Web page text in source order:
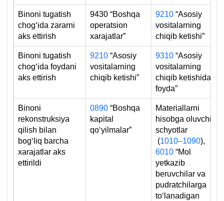
Binoni tugatish
chogʻida zararni
aks ettirish
9430 “Boshqa
operatsion
хarajatlar”
9210 “Asosiy
vositalarning
chiqib ketishi”
Binoni tugatish
chogʻida foydani
aks ettirish
9210 “Asosiy
vositalarning
chiqib ketishi”
9310 “Asosiy
vositalarning
chiqib ketishidan
foyda”
Binoni
rekonstruksiya
qilish bilan
bogʻliq barcha
хarajatlar aks
ettirildi
0890 “Boshqa
kapital
qoʻyilmalar”
Materiallarni
hisobga oluvchi
schyotlar
(1010–1090),
6010 “Mol
yetkazib
beruvchilar va
pudratchilarga
toʻlanadigan